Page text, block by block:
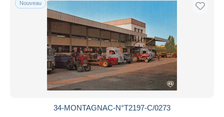
Uniquement en réduction
Livraison gratuite
Méthodes de paiement
PayPal
Virement bancaire
Visa
Mastercard
Bancontact
Nouveau
34-MONTAGNAC-N°T2197-C/0273